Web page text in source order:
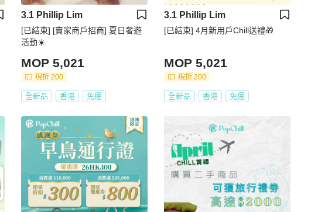
3.1 Phillip Lim
[已結束] [賣家商戶招商] 夏日奢遊
活動☀️
MOP 5,021
現折 200
全新品 香港 免運
3.1 Phillip Lim
[已結束] 4月新用戶Chill送禮🎁
MOP 5,021
現折 200
全新品 香港 免運